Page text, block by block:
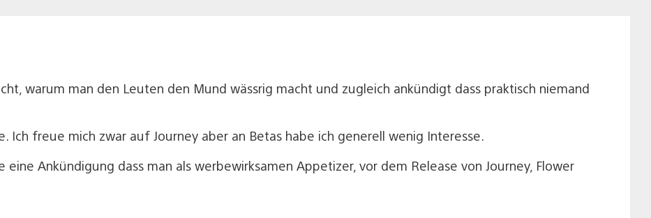
warum man den Leuten den Mund wässrig macht und zugleich ankündigt dass praktisch niemand
Ich freue mich zwar auf Journey aber an Betas habe ich generell wenig Interesse.
eine Ankündigung dass man als werbewirksamen Appetizer, vor dem Release von Journey, Flower